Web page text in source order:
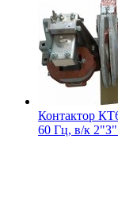
Контактор
60 Гц, в/к